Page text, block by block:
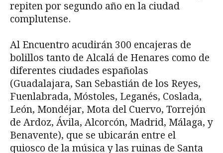
repiten por segundo año en la ciudad
complutense.
Al Encuentro acudirán 300 encajeras de
bolillos tanto de Alcalá de Henares como de
diferentes ciudades españolas
(Guadalajara, San Sebastián de los Reyes,
Fuenlabrada, Móstoles, Leganés, Coslada,
León, Mondéjar, Mota del Cuervo, Torrejón
de Ardoz, Ávila, Alcorcón, Madrid, Málaga, y
Benavente), que se ubicarán entre el
quiosco de la música y las ruinas de Santa